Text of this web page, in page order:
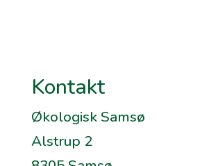
Kontakt
Økologisk Samsø
Alstrup 2